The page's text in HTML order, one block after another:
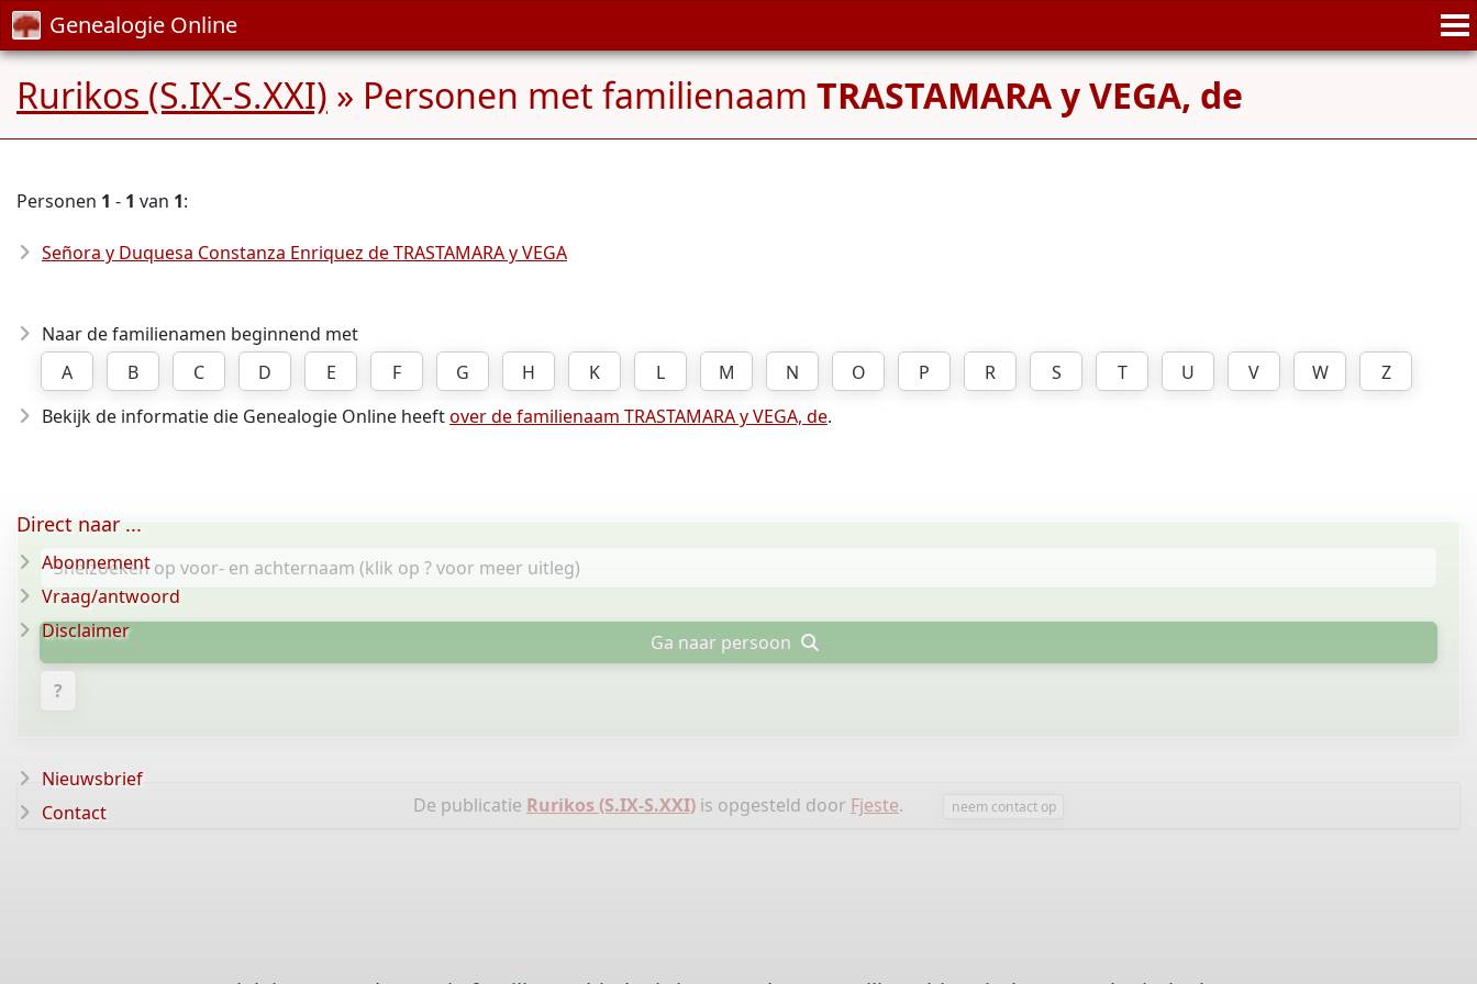
Genealogie Online
Rurikos (S.IX-S.XXI) » Personen met familienaam TRASTAMARA y VEGA, de
Personen 1 - 1 van 1:
Señora y Duquesa Constanza Enriquez de TRASTAMARA y VEGA
Naar de familienamen beginnend met
A
B C D E F G H K L M N O P R S T U V W
Z
Bekijk de informatie die Genealogie Online heeftover de familienaam TRASTAMARA y VEGA, de.
Ga naar persoon
?
De publicatie Rurikos (S.IX-S.XXI)is opgesteld door Fjeste. neem contact op
Direct naar ...
Abonnement
Vraag/antwoord
Disclaimer
Nieuwsbrief
Contact